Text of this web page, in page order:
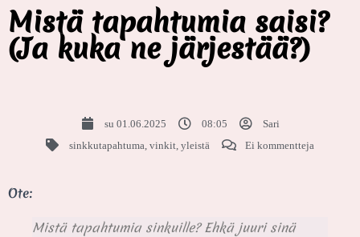
Mistä tapahtumia saisi?
(Ja kuka ne järjestää?)
su 01.06.2025 08:05
Sari
sinkkutapahtuma vinkit yleistä Ei kommentteja
Ote:
Mistä tapahtumia sinkuille? Ehkä juuri sinä